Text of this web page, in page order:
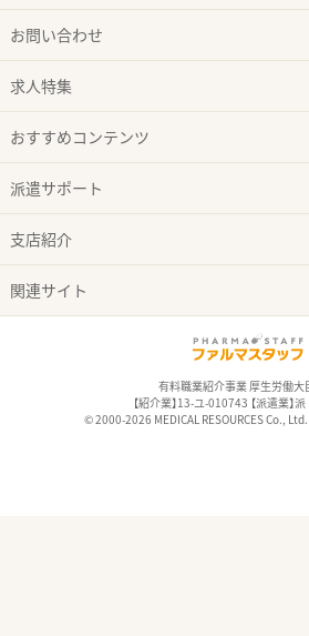
お問い合わせ
求人特集
おすすめコンテンツ
派遣サポート
支店紹介
関連サイト
有料職業紹介事業 厚生労働大
【紹介業】13-ユ-010743 【派遣業】
© 2000-2026 MEDICAL RESOURCES Co.,